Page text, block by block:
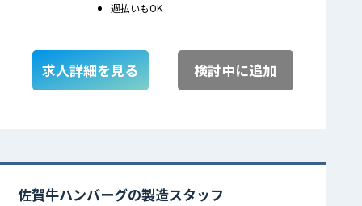
週払いもOK
求人詳細を見る 検討中に追加
佐賀牛ハンバーグの製造スタッフ